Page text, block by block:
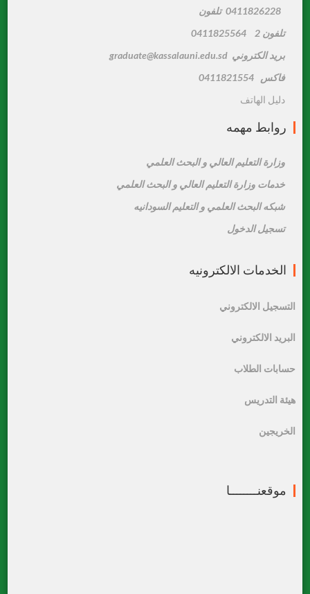
0411826228 تلفون
تلفون 2 0411825564
بريد الكتروني graduate@kassalauni.edu.sd
فاكس 0411821554
دليل الهاتف
روابط مهمه
وزارة التعليم العالي و البحث العلمي
خدمات وزارة التعليم العالي و البحث العلمي
شبكه البحث العلمي و التعليم السودانيه
تسجيل الدخول
الخدمات الالكترونيه
التسجيل الالكتروني
البريد الالكتروني
حسابات الطلاب
هيئة التدريس
الخريجين
موقعنــــــــا